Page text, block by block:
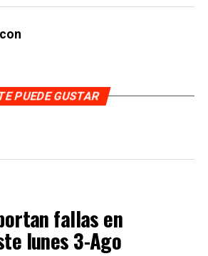
PUEDE GUSTAR
fallas en
lunes 3-Ago